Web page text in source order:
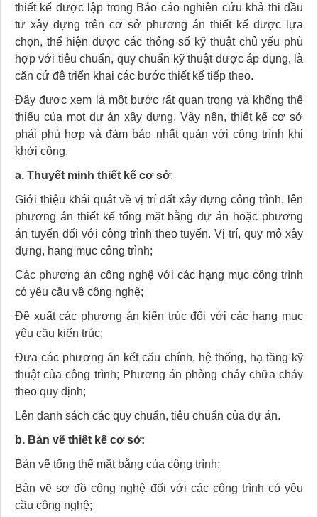
thiết kế được lập trong Báo cáo nghiên cứu khả thi đầu
tư xây dựng trên cơ sở phương án thiết kế được lựa
chọn, thể hiện được các thông số kỹ thuật chủ yếu phù
hợp với tiêu chuẩn, quy chuẩn kỹ thuật được áp dụng, là
căn cứ đê triển khai các bước thiết kế tiếp theo.
Đây được xem là một bước rất quan trọng và không thể
thiếu của mọt dự án xây dựng. Vậy nên, thiết kế cơ sở
phải phù hợp và đảm bảo nhất quán với công trình khi
khởi công.
a. Thuyết minh thiết kế cơ sở:
Giới thiệu khái quát về vị trí đất xây dựng công trình, lên
phương án thiết kế tổng mặt bằng dự án hoặc phương
án tuyến đối với công trình theo tuyến. Vị trí, quy mô xây
dựng, hạng mục công trình;
Các phương án công nghệ với các hạng mục công trình
có yêu cầu về công nghệ;
Đề xuất các phương án kiến trúc đối với các hạng mục
yêu cầu kiến trúc;
Đưa các phương án kết cấu chính, hệ thống, hạ tầng kỹ
thuật của công trình; Phương án phòng cháy chữa cháy
theo quy định;
Lên danh sách các quy chuẩn, tiêu chuẩn của dự án.
b. Bản vẽ thiết kế cơ sở:
Bản vẽ tổng thể mặt bằng của công trình;
Bản vẽ sơ đồ công nghệ đối với các công trình có yêu
cầu công nghệ;